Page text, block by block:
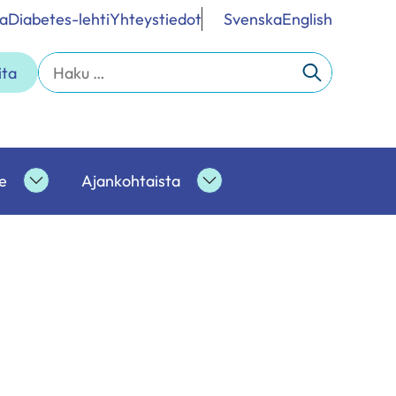
Diabetes-lehtiYhteystiedot SvenskaEnglish
Haku:
Ammattilaisille
alasivut
Ajankohtaista
Ajankohtaista
alasivut